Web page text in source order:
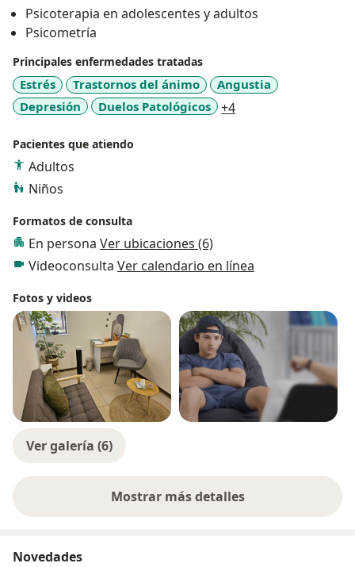
Psicoterapia en adolescentes y adultos
Psicometría
Principales enfermedades tratadas
Estrés Trastornos del ánimo
Angustia
Depresión
Duelos Patológicos +4
Pacientes que atiendo
Adultos
Niños
Formatos de consulta
En persona Ver ubicaciones (6)
Videoconsulta Ver calendario en línea
Fotos y videos
Ver galería (6)
Mostrar más detalles
sobre la experiencia
Novedades